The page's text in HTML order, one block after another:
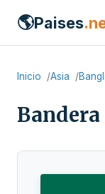
🌎Paises
Inicio Asia